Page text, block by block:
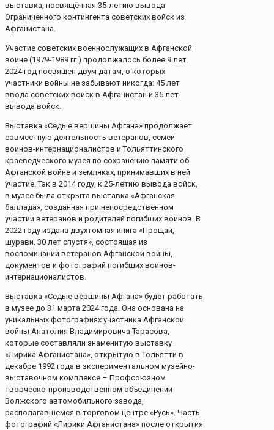
выставка, посвящённая 35-летию вывода
Ограниченного контингента советских войск из
Афганистана.
Участие советских военнослужащих в Афганской
войне (1979-1989 гг.) продолжалось более 9 лет.
2024 год посвящён двум датам, о которых
участники войны не забывают никогда: 45 лет
ввода советских войск в Афганистан и 35 лет
вывода войск.
Выставка «Седые вершины Афгана» продолжает
совместную деятельность ветеранов, семей
воинов-интернационалистов и Тольяттинского
краеведческого музея по сохранению памяти об
Афганской войне и земляках, принимавших в ней
участие. Так в 2014 году, к 25-летию вывода войск,
в музее была открыта выставка «Афганская
баллада», созданная при непосредственном
участии ветеранов и родителей погибших воинов. В
2022 году издана двухтомная книга «Прощай,
шурави. 30 лет спустя», состоящая из
воспоминаний ветеранов Афганской войны,
документов и фотографий погибших воинов-
интернационалистов.
Выставка «Седые вершины Афгана» будет работать
в музее до 31 марта 2024 года. Она основана на
уникальных фотографиях участника Афганской
войны Анатолия Владимировича Тарасова,
которые составляли знаменитую выставку
«Лирика Афганистана», открытую в Тольятти в
декабре 1992 года в экспериментальном музейно-
выставочном комплексе – Профсоюзном
творческо-производственном объединении
Волжского автомобильного завода,
располагавшемся в торговом центре «Русь». Часть
фотографий «Лирики Афганистана» после открытия